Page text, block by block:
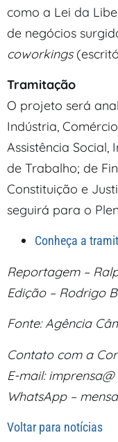
como a Lei da
de negócios
coworkings
Tramitação
O projeto será
Indústria,
Assistência Social,
de Trabalho; de
Constituição e
seguirá para o
Conheça a
Reportagem –
Edição – Rodrigo
Fonte: Agência
Contato com a
E-mail: imprensa@
WhatsApp –
Voltar para notícias